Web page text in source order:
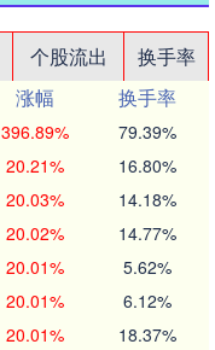
个股流出
换手率
涨幅
换手率
396.89% 79.39%
20.21% 16.80%
20.03% 14.18%
20.02% 14.77%
20.01% 5.62%
20.01% 6.12%
20.01% 18.37%